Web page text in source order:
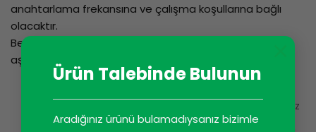
Ürün Talebinde Bulunun
Aradığınız ürünü bulamadıysanız bizimle
anahtarlama frekansına ve çalışma koşullarına bağlı
olacaktır.
Belirli bir röle türü için maksimum yük seçilirken
aşağıdakiler dikkate alınmalıdır:
çalışan bir ampulün direncinden en az
10-12 kat daha düşüktür. Örneğin,